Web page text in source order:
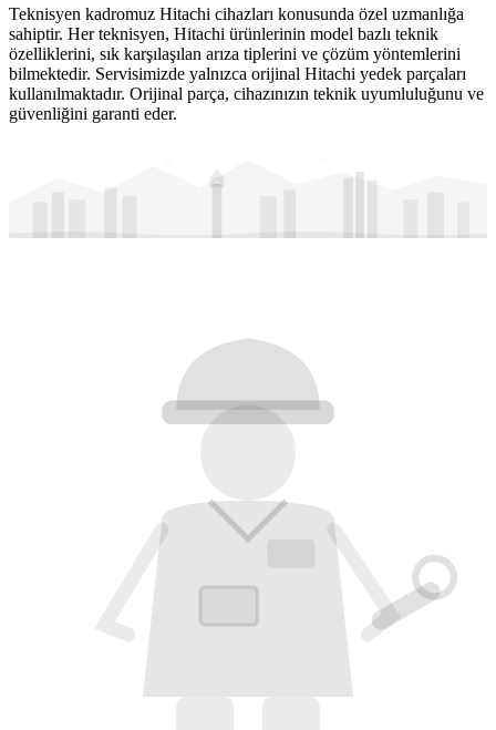
Teknisyen kadromuz Hitachi cihazları konusunda özel uzmanlığa
sahiptir. Her teknisyen, Hitachi ürünlerinin model bazlı teknik
özelliklerini, sık karşılaşılan arıza tiplerini ve çözüm yöntemlerini
bilmektedir. Servisimizde yalnızca orijinal Hitachi yedek parçaları
kullanılmaktadır. Orijinal parça, cihazınızın teknik uyumluluğunu ve
güvenliğini garanti eder.